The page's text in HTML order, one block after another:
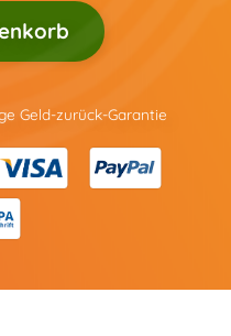
Geld-zurück-Garantie